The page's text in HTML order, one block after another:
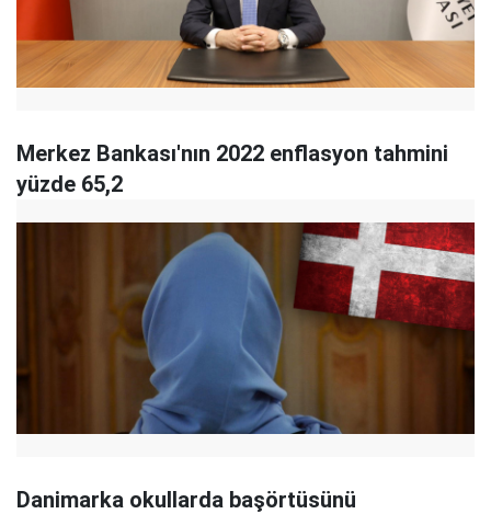
Merkez Bankası'nın 2022 enflasyon tahmini
yüzde 65,2
Danimarka okullarda başörtüsünü